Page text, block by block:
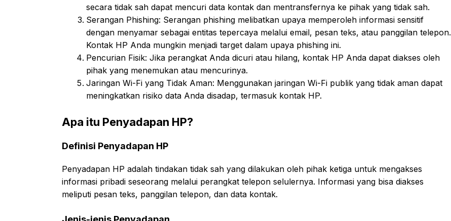
secara tidak sah dapat mencuri data kontak dan mentransfernya ke pihak yang tidak sah.
Serangan Phishing: Serangan phishing melibatkan upaya memperoleh informasi sensitif
dengan menyamar sebagai entitas tepercaya melalui email, pesan teks, atau panggilan telepon.
Kontak HP Anda mungkin menjadi target dalam upaya phishing ini.
Pencurian Fisik: Jika perangkat Anda dicuri atau hilang, kontak HP Anda dapat diakses oleh
pihak yang menemukan atau mencurinya.
Jaringan Wi-Fi yang Tidak Aman: Menggunakan jaringan Wi-Fi publik yang tidak aman dapat
meningkatkan risiko data Anda disadap, termasuk kontak HP.
Apa itu Penyadapan HP?
Definisi Penyadapan HP
Penyadapan HP adalah tindakan tidak sah yang dilakukan oleh pihak ketiga untuk mengakses
informasi pribadi seseorang melalui perangkat telepon selulernya. Informasi yang bisa diakses
meliputi pesan teks, panggilan telepon, dan data kontak.